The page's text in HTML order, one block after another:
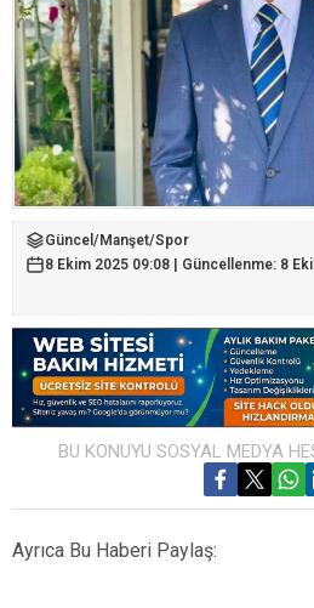
Güncel /Manşet/Spor
8 Ekim 2025 09:08 | Güncellenme: 8
BU KONUYU SOSYAL MEDYA
Ayrıca Bu Haberi Paylaş: